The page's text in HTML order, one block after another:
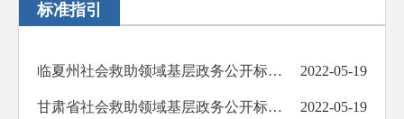
法治政府建设年度报告
标准指引
临夏州社会救助领域基层政务公开标准目录 2022-05-19
甘肃省社会救助领域基层政务公开标准指引 2022-05-19